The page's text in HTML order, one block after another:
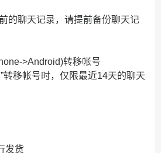
的聊天记录，请提前备份聊天记
>Android)转移帐号
转移帐号时，仅限最近14天的聊天
发货